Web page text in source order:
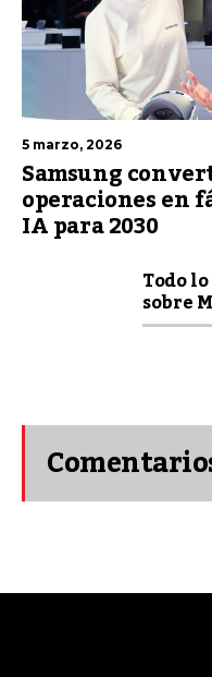
5 marzo, 2026
Samsung
operaciones en
IA para 2030
Todo
sobre